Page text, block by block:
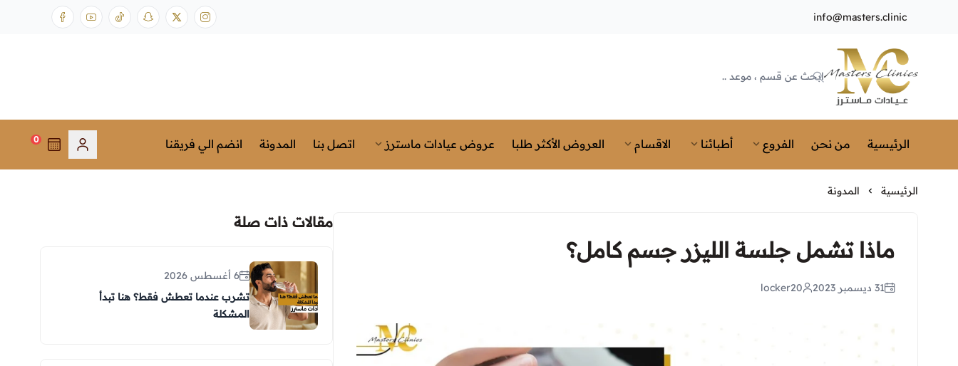
info@masters.clinic
Masters Clinics
الرئيسية من نحن الفروع أطبائنا الاقسام العروض الأكثر طلبا عروض عيادات ماسترز اتصل بنا المدونة انضم الي فريقنا 0
الرئيسية المدونة
ماذا تشمل جلسة الليزر جسم كامل؟
31 ديسمبر 2023 locker20
مقالات ذات صلة
6 أغسطس 2026
تشرب عندما تعطش فقط؟ هنا تبدأ
المشكلة